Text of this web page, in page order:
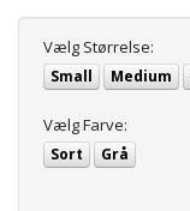
Vælg Størrelse:
Small Medium
VælgFarve:
Sort Grå